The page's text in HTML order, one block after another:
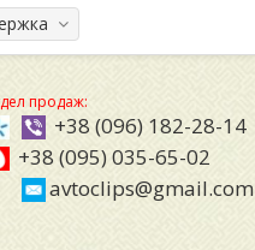
продаж:
+38 (096) 182-28-14
+38 (095) 035-65-02
avtoclips@gmail.com